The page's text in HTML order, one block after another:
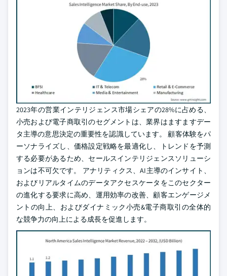
2023年の営業インテリジェンス市場シェアの28%に占める、
小売および電子商取引のセグメントは、業界はますますデー
タ主導の意思決定の重要性を認識しています。 顧客体験をパ
ーソナライズし、価格設定戦略を最適化し、トレンドを予測
する必要があるため、セールスインテリジェンスソリューシ
ョンは不可欠です。 アナリティクス、AI主導のインサイト、
およびリアルタイムのデータアクセスケータをこのセクター
の進化する要求に高め、運用効率の改善、顧客エンゲージメ
ントの向上、およびダイナミック小売&電子商取引の全体的
な競争力の向上による成長を促進します。